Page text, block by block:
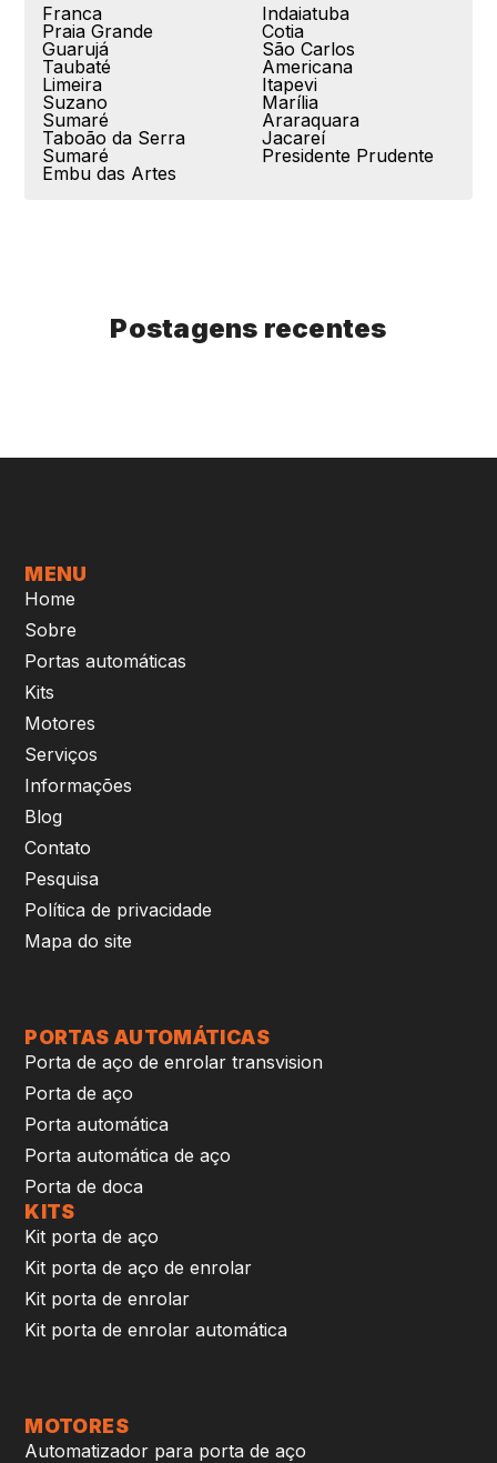
Franca
Praia Grande
Guarujá
Taubaté
Limeira
Suzano
Sumaré
Taboão da Serra
Sumaré
Embu das Artes
Indaiatuba
Cotia
São Carlos
Americana
Itapevi
Marília
Araraquara
Jacareí
Presidente Prudente
Postagens recentes
MENU
Home
Sobre
Portas automáticas
Kits
Motores
Serviços
Informações
Blog
Contato
Pesquisa
Política de privacidade
Mapa do site
PORTAS AUTOMÁTICAS
Porta de aço de enrolar transvision
Porta de aço
Porta automática
Porta automática de aço
Porta de doca
KITS
Kit porta de aço
Kit porta de aço de enrolar
Kit porta de enrolar
Kit porta de enrolar automática
MOTORES
Automatizador para porta de aço